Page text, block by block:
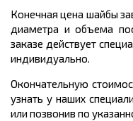
Конечная цена шайбы
диаметра и объема
заказе действует
индивидуально.
Окончательную
узнать у наших
или позвонив по